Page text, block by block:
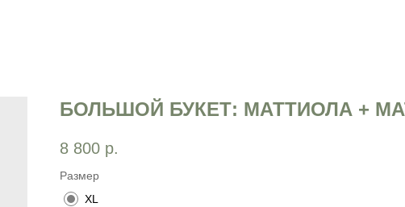
БОЛЬШОЙ БУКЕТ: МАТТИОЛА +
8 800 р.
Размер
XL